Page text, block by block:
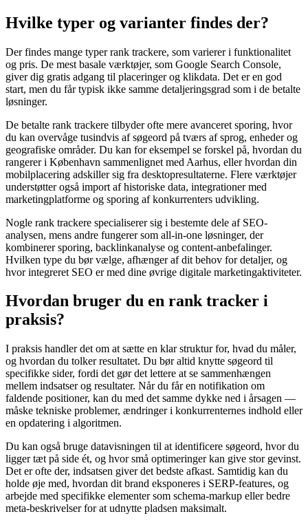
Hvilke typer og varianter findes der?
Der findes mange typer rank trackere, som varierer i funktionalitet
og pris. De mest basale værktøjer, som Google Search Console,
giver dig gratis adgang til placeringer og klikdata. Det er en god
start, men du får typisk ikke samme detaljeringsgrad som i de betalte
løsninger.
De betalte rank trackere tilbyder ofte mere avanceret sporing, hvor
du kan overvåge tusindvis af søgeord på tværs af sprog, enheder og
geografiske områder. Du kan for eksempel se forskel på, hvordan du
rangerer i København sammenlignet med Aarhus, eller hvordan din
mobilplacering adskiller sig fra desktopresultaterne. Flere værktøjer
understøtter også import af historiske data, integrationer med
marketingplatforme og sporing af konkurrenters udvikling.
Nogle rank trackere specialiserer sig i bestemte dele af SEO-
analysen, mens andre fungerer som all-in-one løsninger, der
kombinerer sporing, backlinkanalyse og content-anbefalinger.
Hvilken type du bør vælge, afhænger af dit behov for detaljer, og
hvor integreret SEO er med dine øvrige digitale marketingaktiviteter.
Hvordan bruger du en rank tracker i
praksis?
I praksis handler det om at sætte en klar struktur for, hvad du måler,
og hvordan du tolker resultatet. Du bør altid knytte søgeord til
specifikke sider, fordi det gør det lettere at se sammenhængen
mellem indsatser og resultater. Når du får en notifikation om
faldende positioner, kan du med det samme dykke ned i årsagen —
måske tekniske problemer, ændringer i konkurrenternes indhold eller
en opdatering i algoritmen.
Du kan også bruge datavisningen til at identificere søgeord, hvor du
ligger tæt på side ét, og hvor små optimeringer kan give stor gevinst.
Det er ofte der, indsatsen giver det bedste afkast. Samtidig kan du
holde øje med, hvordan dit brand eksponeres i SERP-features, og
arbejde med specifikke elementer som schema-markup eller bedre
meta-beskrivelser for at udnytte pladsen maksimalt.